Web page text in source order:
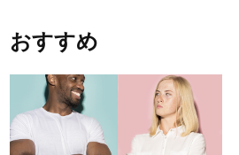
おすすめ